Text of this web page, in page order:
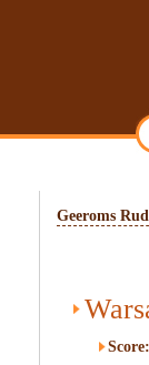
Geeroms
Score: